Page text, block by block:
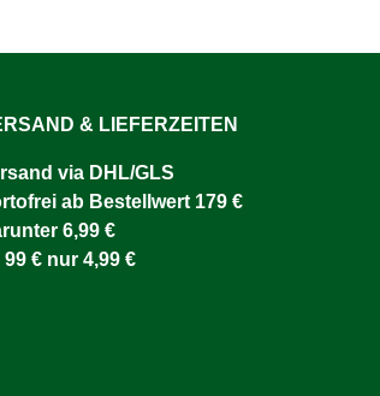
& LIEFERZEITEN
via DHL/GLS
ab Bestellwert 179 €
6,99 €
99 € nur 4,99 €